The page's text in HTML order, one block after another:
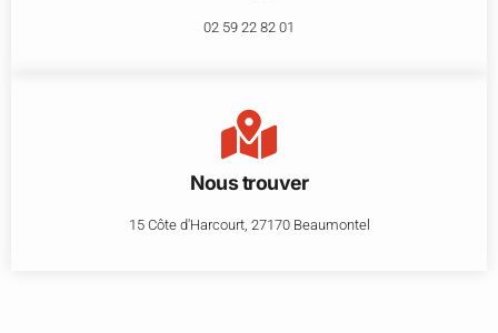
02 59 22 82 01
Nous trouver
15 Côte d'Harcourt, 27170 Beaumontel